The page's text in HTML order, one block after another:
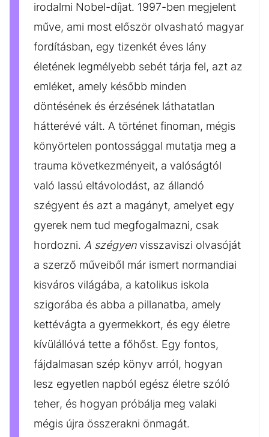
irodalmi Nobel-díjat. 1997-ben megjelent
műve, ami most először olvasható magyar
fordításban, egy tizenkét éves lány
életének legmélyebb sebét tárja fel, azt az
emléket, amely később minden
döntésének és érzésének láthatatlan
hátterévé vált. A történet finoman, mégis
könyörtelen pontossággal mutatja meg a
trauma következményeit, a valóságtól
való lassú eltávolodást, az állandó
szégyent és azt a magányt, amelyet egy
gyerek nem tud megfogalmazni, csak
hordozni. A szégyenvisszaviszi olvasóját
a szerző műveiből már ismert normandiai
kisváros világába, a katolikus iskola
szigorába és abba a pillanatba, amely
kettévágta a gyermekkort, és egy életre
kívülállóvá tette a főhőst. Egy fontos,
fájdalmasan szép könyv arról, hogyan
lesz egyetlen napból egész életre szóló
teher, és hogyan próbálja meg valaki
mégis újra összerakni önmagát.